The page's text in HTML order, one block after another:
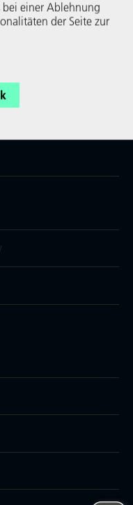
bei einer Ablehnung
der Seite zur